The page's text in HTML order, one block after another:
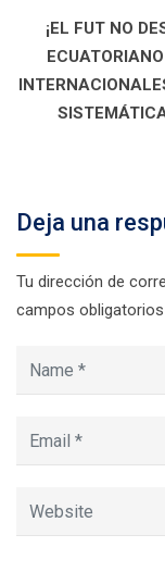
¡EL FUT NO
Deja una
Tu dirección de
campos